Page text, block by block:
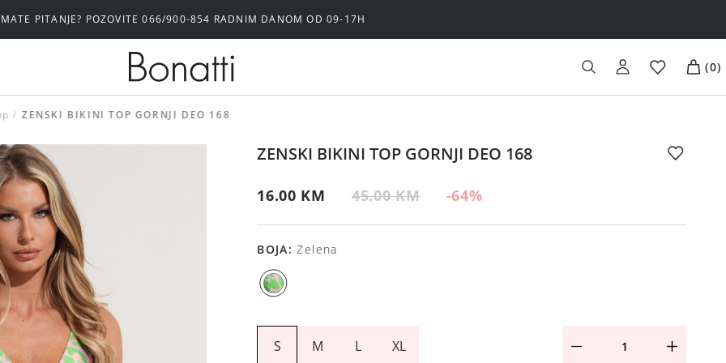
PITANJE? POZOVITE 066/900-854 RADNIM DANOM OD 09-17H
(0)
ZENSKI BIKINI TOP GORNJI DEO 168
ZENSKI BIKINI TOP GORNJI DEO 168
16.00 KM 45.00 KM -64%
BOJA: Zelena
S M L XL